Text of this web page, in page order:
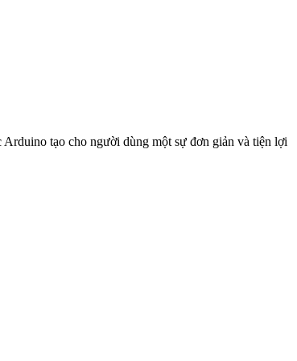
tạo cho người dùng một sự đơn giản và tiện lợi